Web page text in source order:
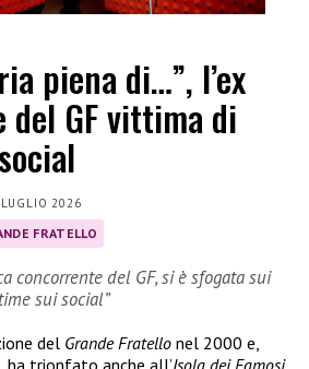
piena di…”, l’ex
del GF vittima di
2026
FRATELLO
concorrente del GF, si è sfogata sui
sui social”
del Grande Fratello nel 2000 e,
ha trionfato anche all’Isola dei Famosi.